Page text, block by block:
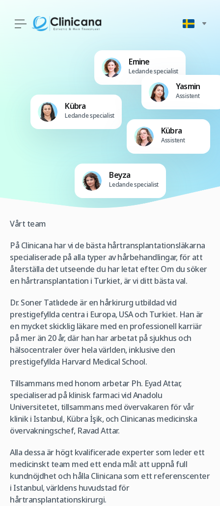
Emine
Ledande specialist
Kübra
Ledande specialist
Yasmin
Assistent
Kübra
Assistent
Beyza
Ledande specialist
Vårt team
På Clinicana har vi de bästa hårtransplantationsläkarna
specialiserade på alla typer av hårbehandlingar, för att
återställa det utseende du har letat efter. Om du söker
en hårtransplantation i Turkiet, är vi ditt bästa val.
Dr. Soner Tatlıdede är en hårkirurg utbildad vid
prestigefyllda centra i Europa, USA och Turkiet. Han är
en mycket skicklig läkare med en professionell karriär
på mer än 20 år, där han har arbetat på sjukhus och
hälsocentraler över hela världen, inklusive den
prestigefyllda Harvard Medical School.
Tillsammans med honom arbetar Ph. Eyad Attar,
specialiserad på klinisk farmaci vid Anadolu
Universitetet, tillsammans med övervakaren för vår
klinik i Istanbul, Kübra İşik, och Clinicanas medicinska
övervakningschef, Ravad Attar.
Alla dessa är högt kvalificerade experter som leder ett
medicinskt team med ett enda mål: att uppnå full
kundnöjdhet och hålla Clinicana som ett referenscenter
i Istanbul, världens huvudstad för
hårtransplantationskirurgi.